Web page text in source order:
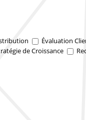
Évaluation
de Croissance